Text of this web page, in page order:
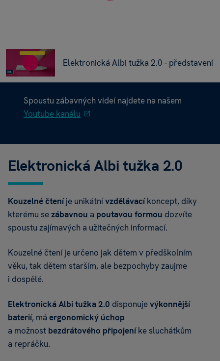
Elektronická Albi tužka 2.0 - představení
Spoustu zábavných videí najdete na našem
Youtube kanálu
Elektronická Albi tužka 2.0
Kouzelné čteníje unikátnívzdělávacíkoncept, díky
kterému sezábavnou a poutavou formou dozvíte
spoustu zajímavých a užitečných informací.
Kouzelné čtení je určeno jak dětem v předškolním
věku, tak dětem starším, ale bezpochyby zaujme
i dospělé.
Elektronická Albi tužka 2.0 disponujevýkonnější
baterií, má ergonomický úchop
a možnost bezdrátového připojeníke sluchátkům
a repráčku.